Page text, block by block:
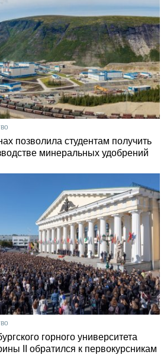
позволила студентам получить
минеральных удобрений
горного университета
II обратился к первокурсникам